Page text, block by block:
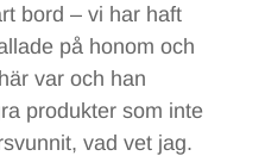
bord – vi har haft
på honom och
var och han
produkter som inte
vad vet jag.